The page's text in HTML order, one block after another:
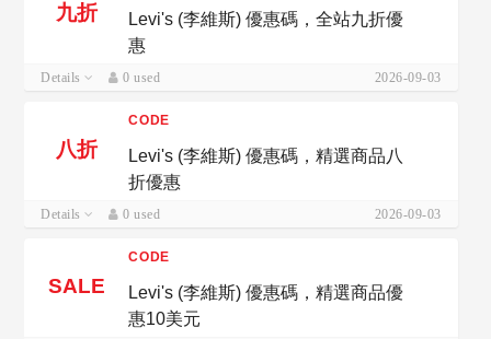
九折
Levi's (李維斯) 優惠碼，全站九折優
惠
Details 0 used 2026-09-03
八折
CODE
Levi's (李維斯) 優惠碼，精選商品八
折優惠
Details 0 used 2026-09-03
SALE
CODE
Levi's (李維斯) 優惠碼，精選商品優
惠10美元